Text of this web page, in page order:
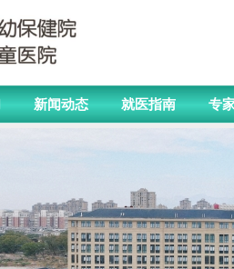
新闻动态 就医指南 专